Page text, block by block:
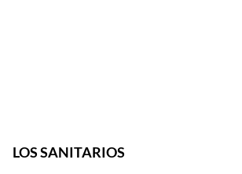
LOS SANITARIOS